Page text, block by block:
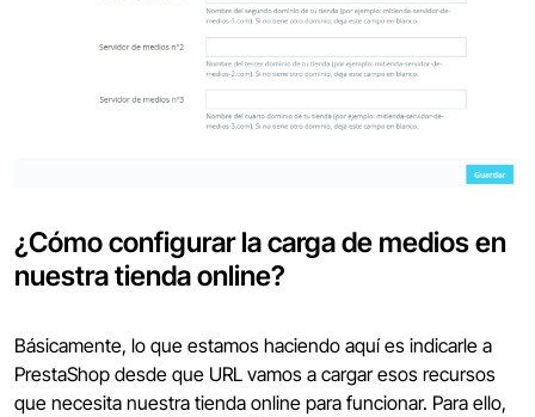
¿Cómo configurar la carga de medios en
nuestra tienda online?
Básicamente, lo que estamos haciendo aquí es indicarle a
PrestaShop desde que URL vamos a cargar esos recursos
que necesita nuestra tienda online para funcionar. Para ello,